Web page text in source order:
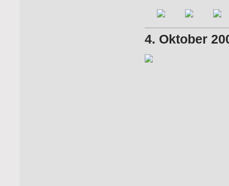
4. Oktober